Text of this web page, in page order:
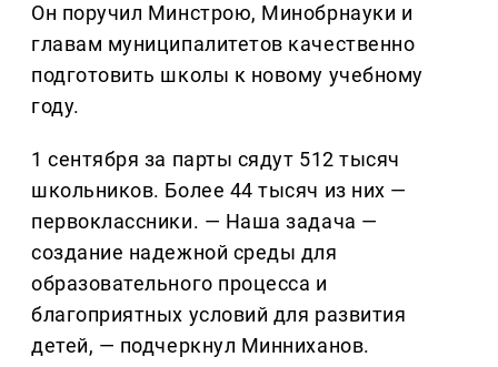
Он поручил Минстрою, Минобрнауки и
главам муниципалитетов качественно
подготовить школы к новому учебному
году.
1 сентября за парты сядут 512 тысяч
школьников. Более 44 тысяч из них —
первоклассники. — Наша задача —
создание надежной среды для
образовательного процесса и
благоприятных условий для развития
детей, — подчеркнул Минниханов.